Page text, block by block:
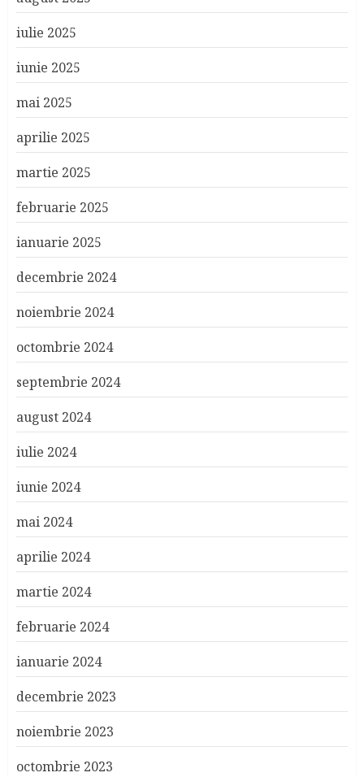
iulie 2025
iunie 2025
mai 2025
aprilie 2025
martie 2025
februarie 2025
ianuarie 2025
decembrie 2024
noiembrie 2024
octombrie 2024
septembrie 2024
august 2024
iulie 2024
iunie 2024
mai 2024
aprilie 2024
martie 2024
februarie 2024
ianuarie 2024
decembrie 2023
noiembrie 2023
octombrie 2023